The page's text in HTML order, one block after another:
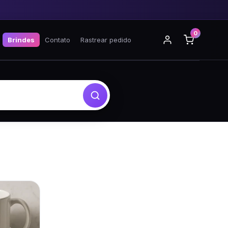
Brindes Contato Rastrear pedido
0